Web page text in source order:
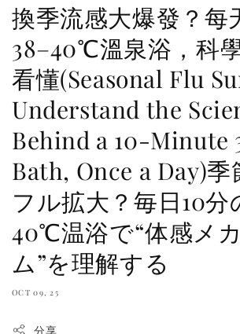
換季流感大爆發？每
38–40℃溫泉浴，科
看懂(Seasonal Flu
Understand the
Behind a 10-Minute
Bath, Once a Day)季
フル拡大？毎日10分
40℃温浴で“体感メ
ム”を理解する
OCT 09, 25
分享